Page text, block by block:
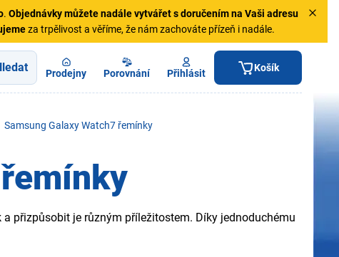
. Objednávkymůžete nadále vytvářet s doručením na Vaši adresu
za trpělivost a věříme, že nám zachováte přízeň i nadále.
Prodejny Porovnání Přihlásit Košík
Samsung Galaxy Watch7 řemínky
přizpůsobit je různým příležitostem. Díky jednoduchému